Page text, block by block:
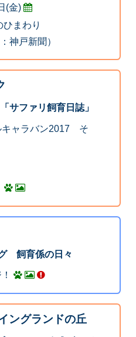
(金)
まわり
神戸新聞）
サファリ飼育日誌」
キャラバン2017 そ
飼育係の日々
ングランドの丘